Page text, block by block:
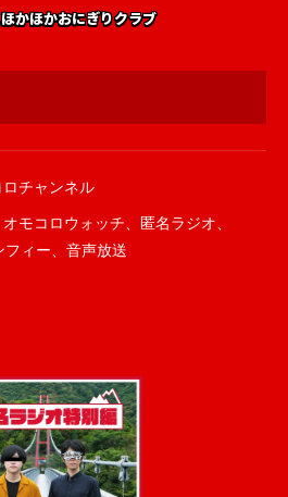
ほかほかおにぎりクラブ
チャンネル
オモコロウォッチ、 匿名ラジオ、
フィー、 音声放送